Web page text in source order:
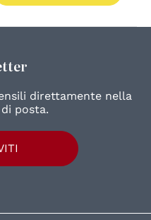
direttamente nella
posta.